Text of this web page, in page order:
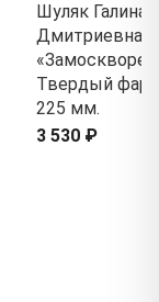
Шуляк Галина
Дмитриевна
Твердый
225 мм.
3 530 ₽